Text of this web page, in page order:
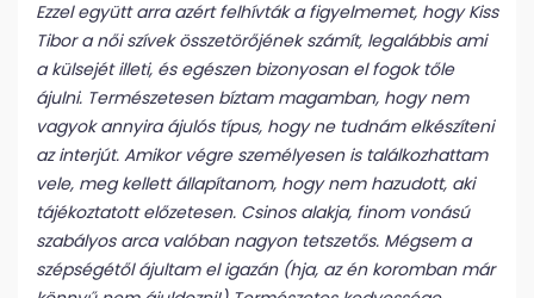
Ezzel együtt arra azért felhívták a figyelmemet, hogy Kiss
Tibor a női szívek összetörőjének számít, legalábbis ami
a külsejét illeti, és egészen bizonyosan el fogok tőle
ájulni. Természetesen bíztam magamban, hogy nem
vagyok annyira ájulós típus, hogy ne tudnám elkészíteni
az interjút. Amikor végre személyesen is találkozhattam
vele, meg kellett állapítanom, hogy nem hazudott, aki
tájékoztatott előzetesen. Csinos alakja, finom vonású
szabályos arca valóban nagyon tetszetős. Mégsem a
szépségétől ájultam el igazán (hja, az én koromban már